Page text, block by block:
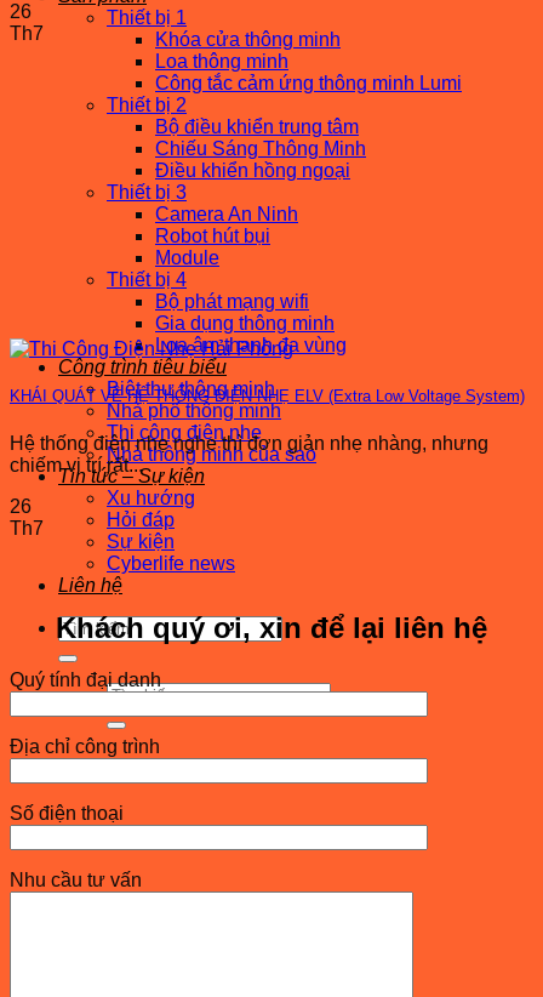
Thiết bị 1
Khóa cửa thông minh
Loa thông minh
Công tắc cảm ứng thông minh Lumi
Thiết bị 2
Bộ điều khiển trung tâm
Chiếu Sáng Thông Minh
Điều khiển hồng ngoại
Thiết bị 3
Camera An Ninh
Robot hút bụi
Module
Thiết bị 4
Bộ phát mạng wifi
Gia dụng thông minh
Loa âm thanh đa vùng
Công trình tiêu biểu
Biệt thự thông minh
Nhà phố thông minh
Thi công điện nhẹ
Nhà thông minh của sao
Tin tức – Sự kiện
Xu hướng
Hỏi đáp
Sự kiện
Cyberlife news
Liên hệ
Tìm
kiếm:
Tìm
kiếm:
26
Th7
KHÁI QUÁT VỀ HỆ THỐNG ĐIỆN NHẸ ELV (Extra Low Voltage System)
Hệ thống điện nhẹ nghe thì đơn giản nhẹ nhàng, nhưng
chiếm vị trí rất...
26
Th7
Khách quý ơi, xin để lại liên hệ
Quý tính đại danh
Địa chỉ công trình
Số điện thoại
Nhu cầu tư vấn